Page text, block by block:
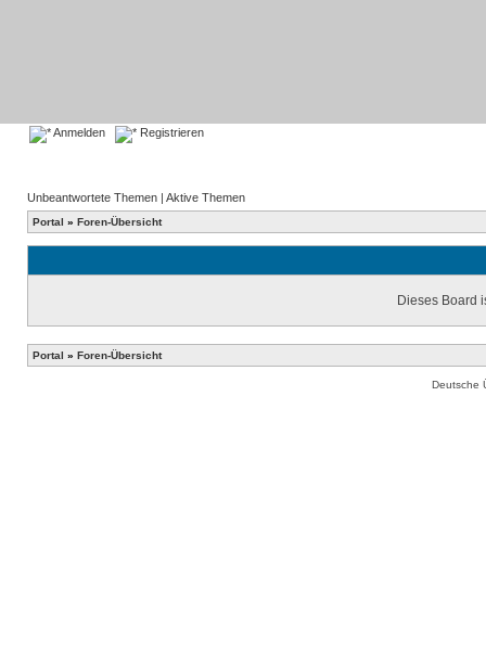
Anmelden Registrieren
Unbeantwortete Themen | Aktive Themen
Portal » Foren-Übersicht
Dieses Board
Portal » Foren-Übersicht
Deutsche